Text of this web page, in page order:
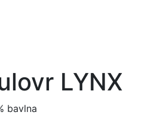
LYNX
bavlna